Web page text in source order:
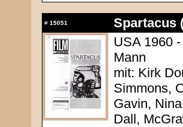
# 15051
Spartacus
USA 1960
Mann
mit: Kirk
Simmons,
Gavin,
Dall,